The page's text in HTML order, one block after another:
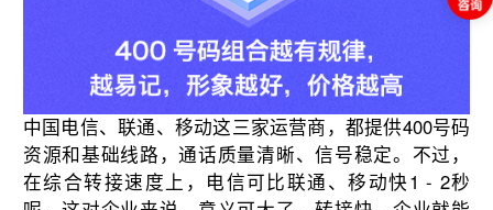
中国电信、联通、移动这三家运营商，都提供400号码
资源和基础线路，通话质量清晰、信号稳定。不过，
在综合转接速度上，电信可比联通、移动快1 - 2秒